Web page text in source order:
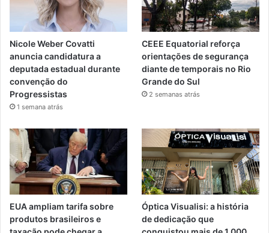
Nicole Weber Covatti
anuncia candidatura a
deputada estadual durante
convenção do
Progressistas
1 semana atrás
CEEE Equatorial reforça
orientações de segurança
diante de temporais no Rio
Grande do Sul
2 semanas atrás
EUA ampliam tarifa sobre
produtos brasileiros e
Óptica Visualisi: a história
de dedicação que